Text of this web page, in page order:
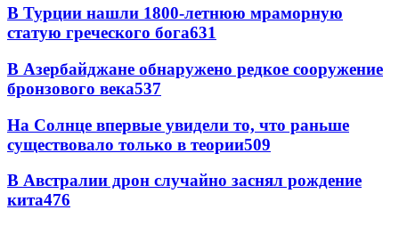
В Турции нашли 1800-летнюю мраморную
статую греческого бога631
В Азербайджане обнаружено редкое сооружение
бронзового века537
На Солнце впервые увидели то, что раньше
существовало только в теории509
В Австралии дрон случайно заснял рождение
кита476